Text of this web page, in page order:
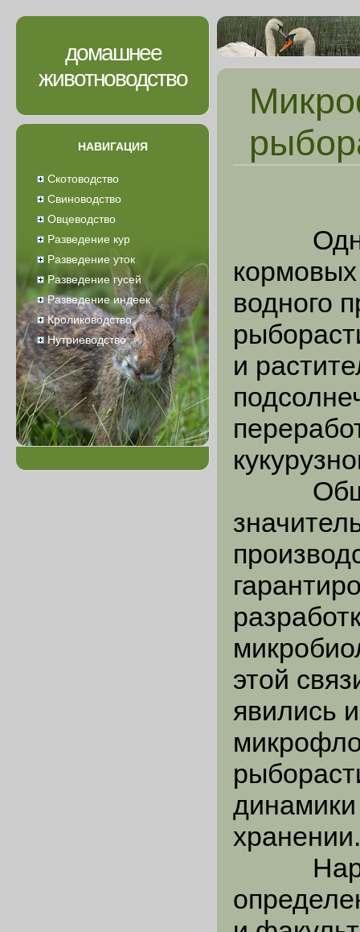
домашнее
животноводство
НАВИГАЦИЯ
Скотоводство
Свиноводство
Овцеводство
Разведение кур
Разведение уток
Разведение гусей
Разведение индеек
Кролиководство
Нутриеводство
Одним
водного
и
Общая
этой
явились
хранении.